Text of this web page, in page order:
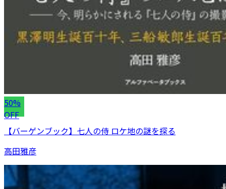
50%
OFF
【バーゲンブック】七人の侍 ロケ地の謎を探る
高田雅彦